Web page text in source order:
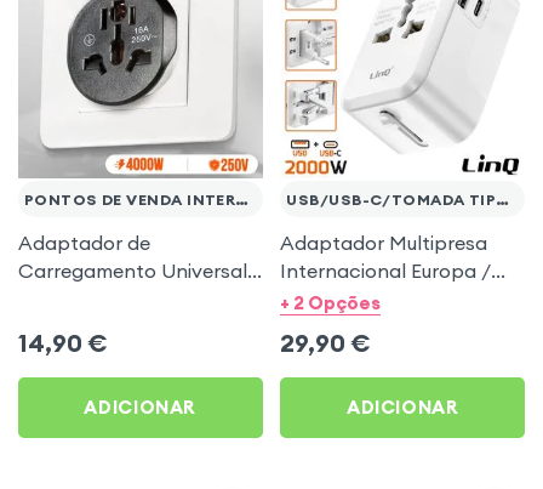
PONTOS DE VENDA INTERNACIONAIS
Adaptador de
Carregamento Universal
14,90 €
ADICIONAR
USB/USB-C/TOMADA TIPO A-J
Adaptador Multipresa
Internacional Europa /
EUA / Reino Unido,
- LinQ Branco
+ 2 Opções
29,90 €
ADICIONAR